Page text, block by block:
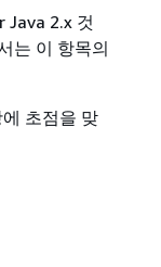
Java 2.x 것
는 이 항목의
초점을 맞